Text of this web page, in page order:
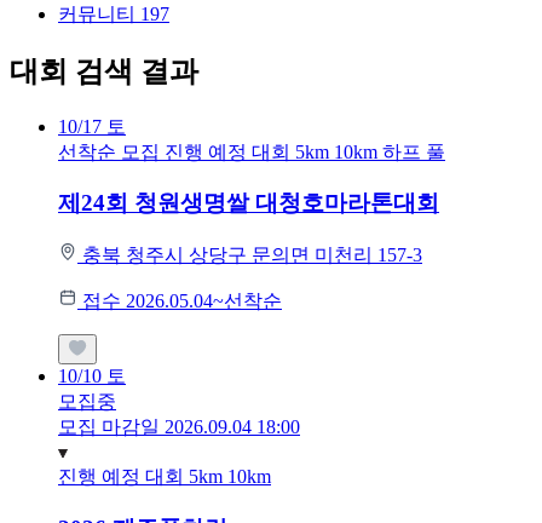
커뮤니티 197
대회 검색 결과
10/17 토
선착순 모집 진행 예정 대회 5km 10km 하프 풀
제24회 청원생명쌀 대청호마라톤대회
충북 청주시 상당구 문의면 미천리 157-3
접수 2026.05.04~선착순
10/10 토
모집중
모집 마감일 2026.09.04 18:00
진행 예정 대회 5km 10km